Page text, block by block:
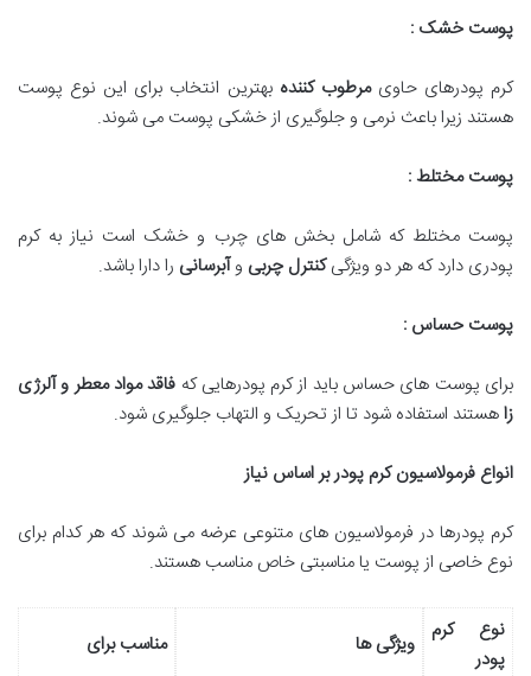
پوست خشک :
کرم پودرهای حاویمرطوب کننده بهترین انتخاب برای این نوع پوست
هستند زیرا باعث نرمی و جلوگیری از خشکی پوست می شوند.
پوست مختلط :
پوست مختلط که شامل بخش های چرب و خشک است نیاز به کرم
پودری دارد که هر دو ویژگیکنترل چربی وآبرسانی را دارا باشد.
پوست حساس :
برای پوست های حساس باید از کرم پودرهایی که فاقد مواد معطر و آلرژی
زاهستند استفاده شود تا از تحریک و التهاب جلوگیری شود.
انواع فرمولاسیون کرم پودر بر اساس نیاز
کرم پودرها در فرمولاسیون های متنوعی عرضه می شوند که هر کدام برای
نوع خاصی از پوست یا مناسبتی خاص مناسب هستند.
نوع کرم
پودر
ویژگی ها مناسب برای